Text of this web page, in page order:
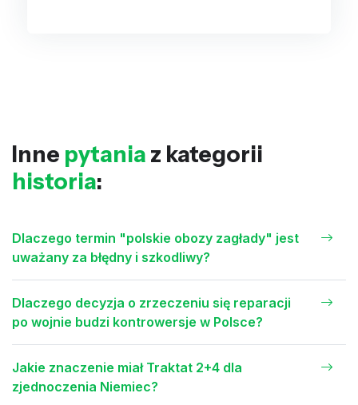
Inne pytania z kategorii
historia:
Dlaczego termin "polskie obozy zagłady" jest
uważany za błędny i szkodliwy?
Dlaczego decyzja o zrzeczeniu się reparacji
po wojnie budzi kontrowersje w Polsce?
Jakie znaczenie miał Traktat 2+4 dla
zjednoczenia Niemiec?